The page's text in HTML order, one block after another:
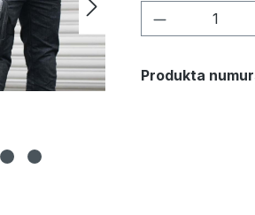
Product
Produkta